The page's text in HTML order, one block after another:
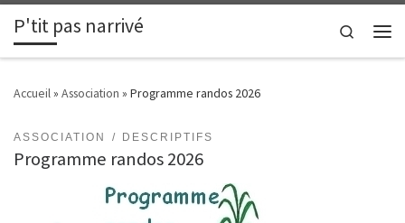
Passer au contenu
P'tit pas narrivé
Search
Accueil» Association » Programme randos 2026
ASSOCIATION DESCRIPTIFS
Programme randos 2026